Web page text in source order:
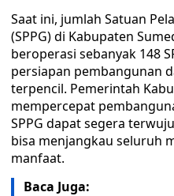
Saat ini, jumlah Satuan
(SPPG) di Kabupaten
beroperasi sebanyak 148
persiapan pembangunan
terpencil. Pemerintah
mempercepat
SPPG dapat segera
bisa menjangkau seluruh
manfaat.
Baca Juga: